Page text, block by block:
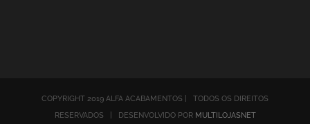
COPYRIGHT 2019 ALFA ACABAMENTOS | TODOS OS DIREITOS
RESERVADOS | DESENVOLVIDO POR MULTILOJASNET